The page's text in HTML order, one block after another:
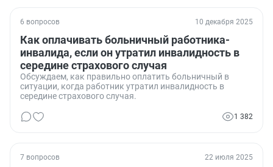
6 вопросов 10 декабря 2025
Как оплачивать больничный работника-
инвалида, если он утратил инвалидность в
середине страхового случая
Обсуждаем, как правильно оплатить больничный в
ситуации, когда работник утратил инвалидность в
середине страхового случая.
1 382
7 вопросов 22 июля 2025